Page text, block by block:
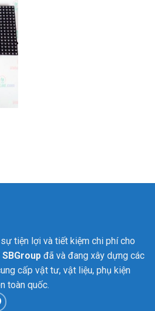
tiện lợi và tiết kiệm chi phí cho
SBGroup đã và đang xây dựng các
cấp vật tư, vật liệu, phụ kiện
toàn quốc.